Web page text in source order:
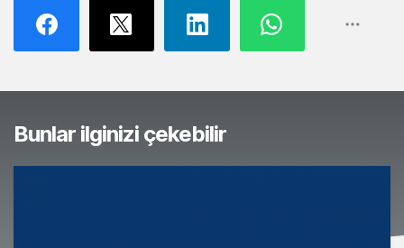
Bunlar ilginizi çekebilir